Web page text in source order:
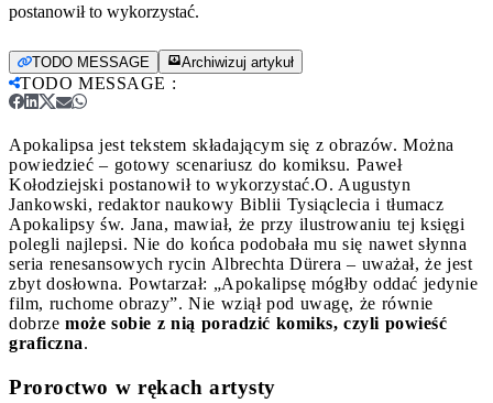
postanowił to wykorzystać.
TODO MESSAGE Archiwizuj artykuł
TODO MESSAGE :
Apokalipsa jest tekstem składającym się z obrazów. Można
powiedzieć – gotowy scenariusz do komiksu. Paweł
Kołodziejski postanowił to wykorzystać.O. Augustyn
Jankowski, redaktor naukowy Biblii Tysiąclecia i tłumacz
Apokalipsy św. Jana, mawiał, że przy ilustrowaniu tej księgi
polegli najlepsi. Nie do końca podobała mu się nawet słynna
seria renesansowych rycin Albrechta Dürera – uważał, że jest
zbyt dosłowna. Powtarzał: „Apokalipsę mógłby oddać jedynie
film, ruchome obrazy”. Nie wziął pod uwagę, że równie
dobrze może sobie z nią poradzić komiks, czyli powieść
graficzna.
Proroctwo w rękach artysty